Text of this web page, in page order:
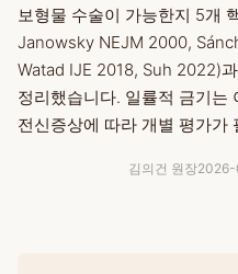
보형물 수술이 가능한지 5개
Janowsky NEJM 2000,
Watad IJE 2018, Suh 2022)
정리했습니다. 일률적 금기는
전신증상에 따라 개별 평가가
김의건 원장